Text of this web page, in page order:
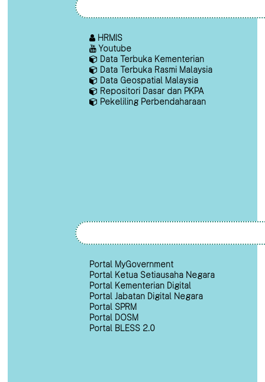
HRMIS
Youtube
Data Terbuka Kementerian
Data Terbuka Rasmi Malaysia
Data Geospatial Malaysia
Repositori Dasar dan PKPA
Pekeliling Perbendaharaan
Portal MyGovernment
Portal Ketua Setiausaha Negara
Portal Kementerian Digital
Portal Jabatan Digital Negara
Portal SPRM
Portal DOSM
Portal BLESS 2.0